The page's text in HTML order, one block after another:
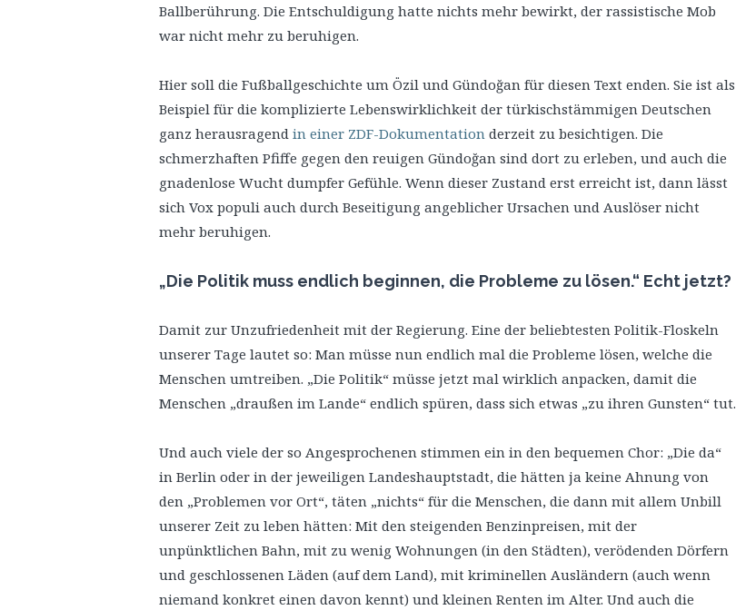
Ballberührung. Die Entschuldigung hatte nichts mehr bewirkt, der rassistische Mob
war nicht mehr zu beruhigen.
Hier soll die Fußballgeschichte um Özil und Gündoğan für diesen Text enden. Sie ist als
Beispiel für die komplizierte Lebenswirklichkeit der türkischstämmigen Deutschen
ganz herausragend in einer ZDF-Dokumentation derzeit zu besichtigen. Die
schmerzhaften Pfiffe gegen den reuigen Gündoğan sind dort zu erleben, und auch die
gnadenlose Wucht dumpfer Gefühle. Wenn dieser Zustand erst erreicht ist, dann lässt
sich Vox populi auch durch Beseitigung angeblicher Ursachen und Auslöser nicht
mehr beruhigen.
„Die Politik muss endlich beginnen, die Probleme zu lösen.“ Echt jetzt?
Damit zur Unzufriedenheit mit der Regierung. Eine der beliebtesten Politik-Floskeln
unserer Tage lautet so: Man müsse nun endlich mal die Probleme lösen, welche die
Menschen umtreiben. „Die Politik“ müsse jetzt mal wirklich anpacken, damit die
Menschen „draußen im Lande“ endlich spüren, dass sich etwas „zu ihren Gunsten“ tut.
Und auch viele der so Angesprochenen stimmen ein in den bequemen Chor: „Die da“
in Berlin oder in der jeweiligen Landeshauptstadt, die hätten ja keine Ahnung von
den „Problemen vor Ort“, täten „nichts“ für die Menschen, die dann mit allem Unbill
unserer Zeit zu leben hätten: Mit den steigenden Benzinpreisen, mit der
unpünktlichen Bahn, mit zu wenig Wohnungen (in den Städten), verödenden Dörfern
und geschlossenen Läden (auf dem Land), mit kriminellen Ausländern (auch wenn
niemand konkret einen davon kennt) und kleinen Renten im Alter. Und auch die